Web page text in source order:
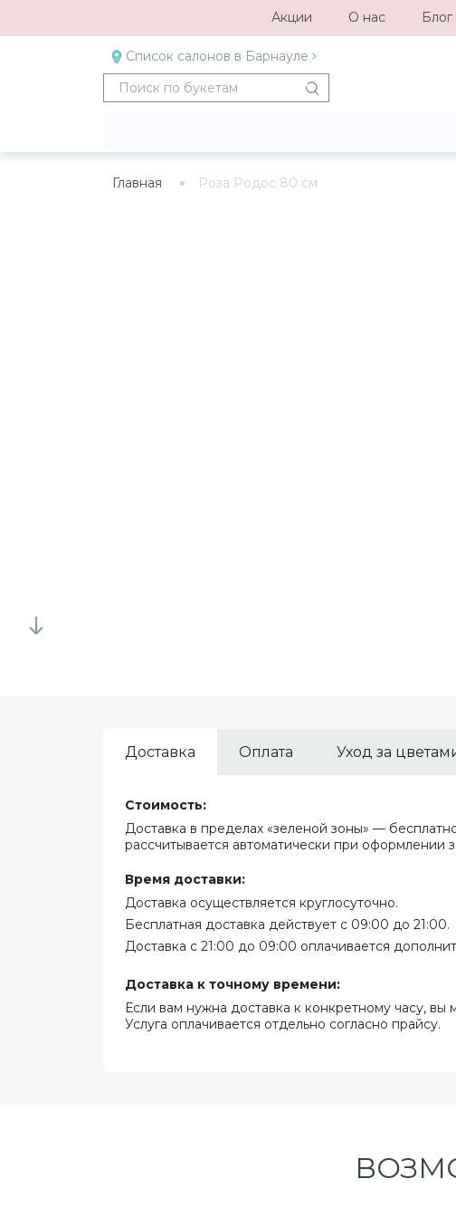
Акции О нас Блог
Список салонов в Барнауле
Главная Роза Родос 80 см
Доставка Оплата Уход за
Стоимость:
Доставка в пределах «зеленой зоны» —
рассчитывается автоматически при оформлении
Время доставки:
Доставка осуществляется круглосуточно.
Бесплатная доставка действует с 09:00 до 21:00.
Доставка с 21:00 до 09:00 оплачивается
Доставка к точному времени:
Если вам нужна доставка к конкретному часу,
Услуга оплачивается отдельно согласно прайсу.